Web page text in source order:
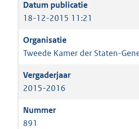
18-12-2015 11:21
Tweede Kamer der Staten-
2015-2016
891